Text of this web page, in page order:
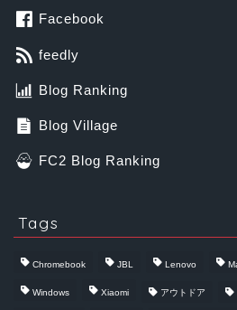
Facebook
feedly
Blog Ranking
Blog Village
FC2 Blog Ranking
Tags
Chromebook JBL Lenovo
Windows Xiaomi アウトドア